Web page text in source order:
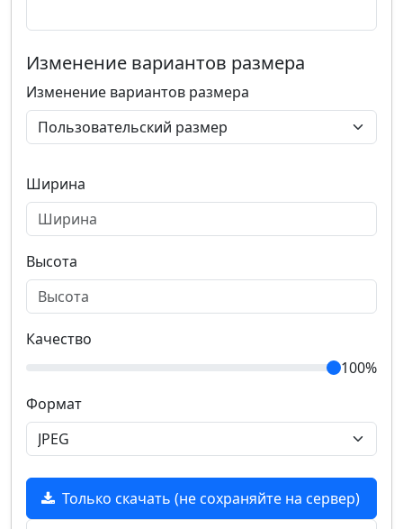
Изменение вариантов размера
Изменение вариантов размера
Ширина
Высота
Качество
100%
Формат
Только скачать (не сохраняйте на сервер)